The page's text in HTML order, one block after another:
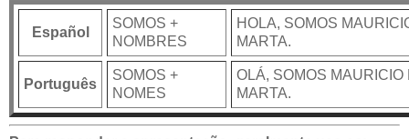
Español
SOMOS +
NOMBRES
HOLA, SOMOS
MARTA.
Português
SOMOS +
NOMES
OLÁ, SOMOS MAURICIO
MARTA.